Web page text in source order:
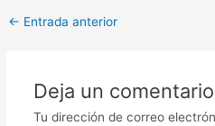
Post
← Entrada anterior
Deja un comentario
Tu dirección de correo